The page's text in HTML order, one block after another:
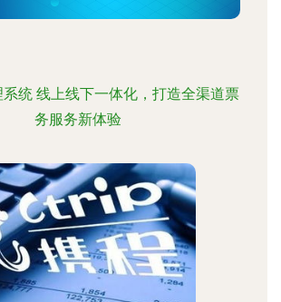
统 线上线下一体化，打造全渠道票
务服务新体验